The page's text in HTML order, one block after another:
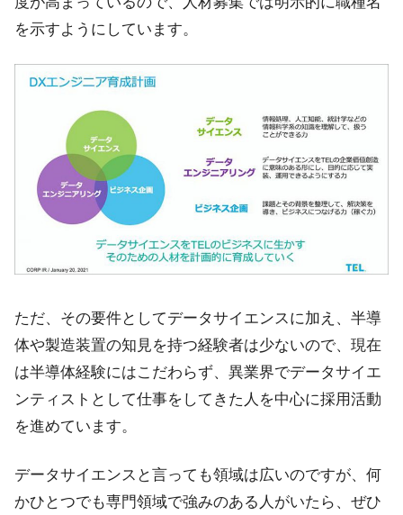
を示すようにしています。
ただ、その要件としてデータサイエンスに加え、半導
体や製造装置の知見を持つ経験者は少ないので、現在
は半導体経験にはこだわらず、異業界でデータサイエ
ンティストとして仕事をしてきた人を中心に採用活動
を進めています。
データサイエンスと言っても領域は広いのですが、何
かひとつでも専門領域で強みのある人がいたら、ぜひ